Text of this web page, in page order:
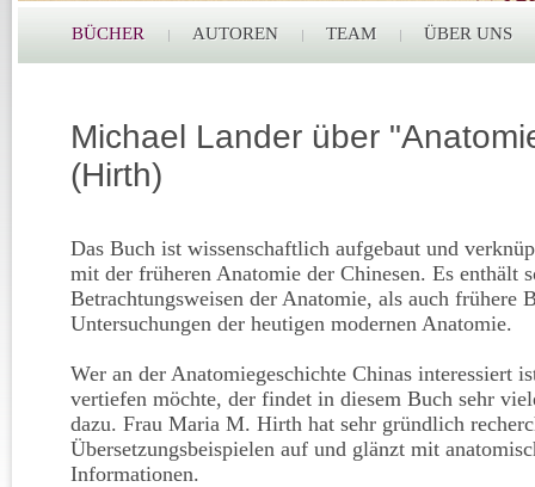
BÜCHER AUTOREN TEAM ÜBER UNS
Michael Lander über
(Hirth)
Das Buch ist wissenschaftlich aufgebaut und
mit der früheren Anatomie der Chinesen. Es enthält
Betrachtungsweisen der Anatomie, als auch frühere
Untersuchungen der heutigen modernen Anatomie.
Wer an der Anatomiegeschichte Chinas interessiert
vertiefen möchte, der findet in diesem Buch sehr
dazu. Frau Maria M. Hirth hat sehr gründlich
Übersetzungsbeispielen auf und glänzt mit
Informationen.